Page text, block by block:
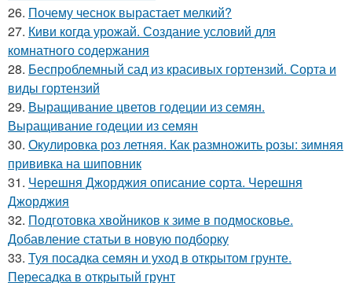
26. Почему чеснок вырастает мелкий?
27. Киви когда урожай. Создание условий для
комнатного содержания
28. Беспроблемный сад из красивых гортензий. Сорта и
виды гортензий
29. Выращивание цветов годеции из семян.
Выращивание годеции из семян
30. Окулировка роз летняя. Как размножить розы: зимняя
прививка на шиповник
31. Черешня Джорджия описание сорта. Черешня
Джорджия
32. Подготовка хвойников к зиме в подмосковье.
Добавление статьи в новую подборку
33. Туя посадка семян и уход в открытом грунте.
Пересадка в открытый грунт